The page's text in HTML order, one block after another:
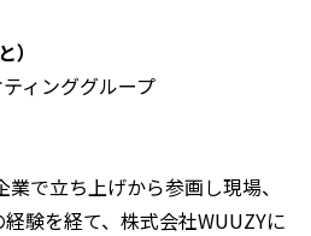
ィンググループ
で立ち上げから参画し現場、
験を経て、株式会社WUUZYに